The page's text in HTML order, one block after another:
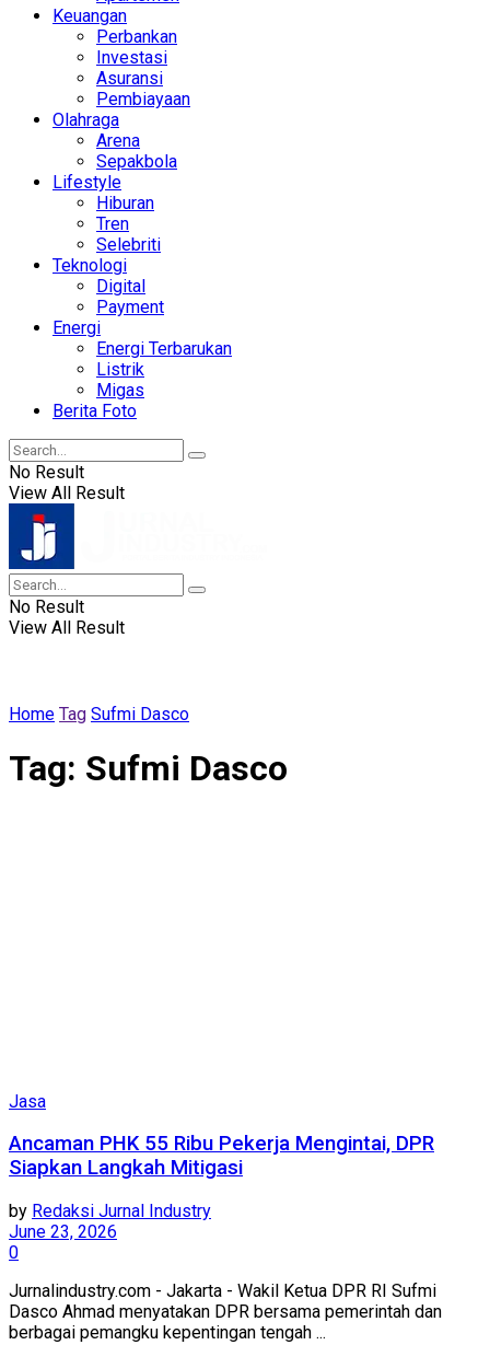
Keuangan
Perbankan
Investasi
Asuransi
Pembiayaan
Olahraga
Arena
Sepakbola
Lifestyle
Hiburan
Tren
Selebriti
Teknologi
Digital
Payment
Energi
Energi Terbarukan
Listrik
Migas
Berita Foto
No Result
View All Result
No Result
View All Result
Home Tag Sufmi Dasco
Tag: Sufmi Dasco
Jasa
Ancaman PHK 55 Ribu Pekerja Mengintai, DPR
Siapkan Langkah Mitigasi
by Redaksi Jurnal Industry
June 23, 2026
0
Jurnalindustry.com - Jakarta - Wakil Ketua DPR RI Sufmi
Dasco Ahmad menyatakan DPR bersama pemerintah dan
berbagai pemangku kepentingan tengah ...